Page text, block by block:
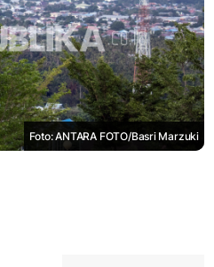
Foto: ANTARA FOTO/Basri Marzuki